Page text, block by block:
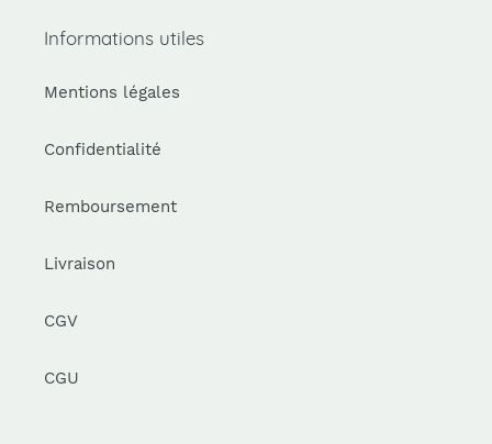
Informations utiles
Mentions légales
Confidentialité
Remboursement
Livraison
CGV
CGU